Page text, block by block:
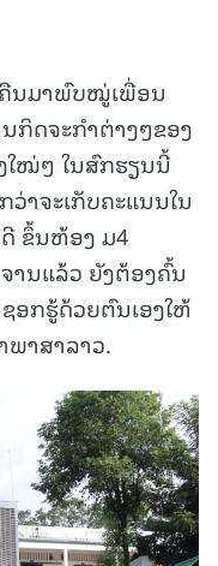
ຄືນມາພົບໝູ່ເພື່ອນ
ກິດຈະກໍາຕ່າງໆຂອງ
ໃໝ່ໆ ໃນສົກຮຽນນີ້
ວ່າຈະເກັບຄະແນນໃນ
ຂຶ້ນຫ້ອງ ມ4
ານແລ້ວ ຍັງຕ້ອງຄົ້ນ
ອກຮູ້ດ້ວຍຕົນເອງໃຫ້
າສາລາວ.